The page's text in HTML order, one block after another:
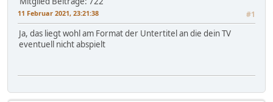
11 Februar 2021, 23:21:38 #1
Ja, das liegt wohl am Format der Untertitel an die dein TV
eventuell nicht abspielt